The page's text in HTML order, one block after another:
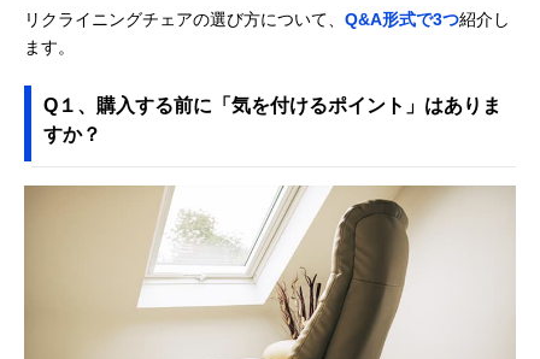
リクライニングチェアの選び方について、 Q&A形式で3つ紹介し
ます。
Q１、購入する前に「気を付けるポイント」はありま
すか？